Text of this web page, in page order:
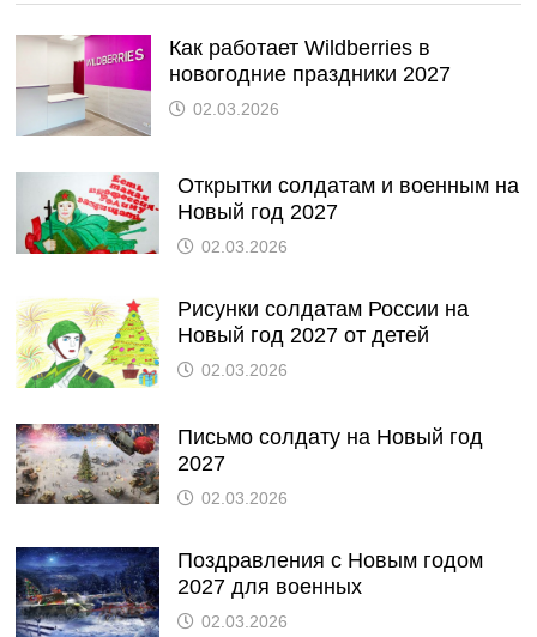
Как работает Wildberries в
новогодние праздники 2027
02.03.2026
Открытки солдатам и военным на
Новый год 2027
02.03.2026
Рисунки солдатам России на
Новый год 2027 от детей
02.03.2026
Письмо солдату на Новый год
2027
02.03.2026
Поздравления с Новым годом
2027 для военных
02.03.2026